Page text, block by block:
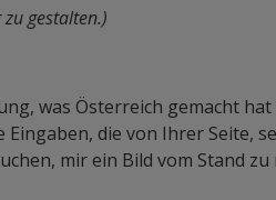
gestalten.)
was Österreich gemacht
die von Ihrer Seite,
mir ein Bild vom Stand zu